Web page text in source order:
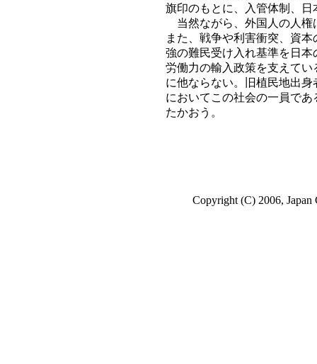
旗印のもとに、入管体制、
当然ながら、外国人の人権
また、戦争や利害衝突、資
強の難民受け入れ基準を日
労働力の輸入政策を支えて
に他ならない。旧植民地出
においてこの社会の一員で
たかおう。
Copyright (C) 2006, Japan